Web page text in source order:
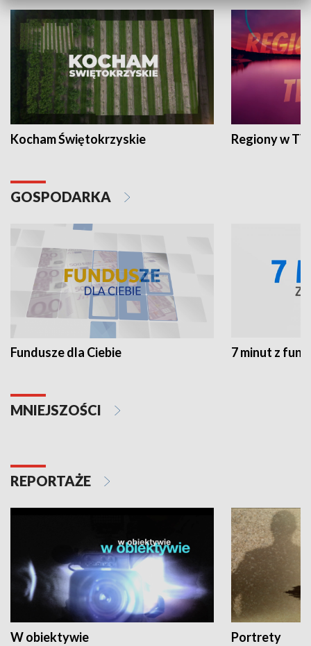
Kocham Świętokrzyskie Regiony w
GOSPODARKA
Fundusze dla Ciebie 7 minut z
MNIEJSZOŚCI
REPORTAŻE
W obiektywie Portrety